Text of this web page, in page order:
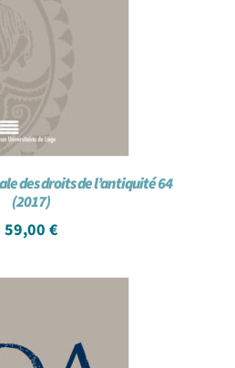
des droits de l’antiquité 64
(2017)
59,00 €